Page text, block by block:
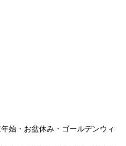
始・お盆休み・ゴールデンウィ